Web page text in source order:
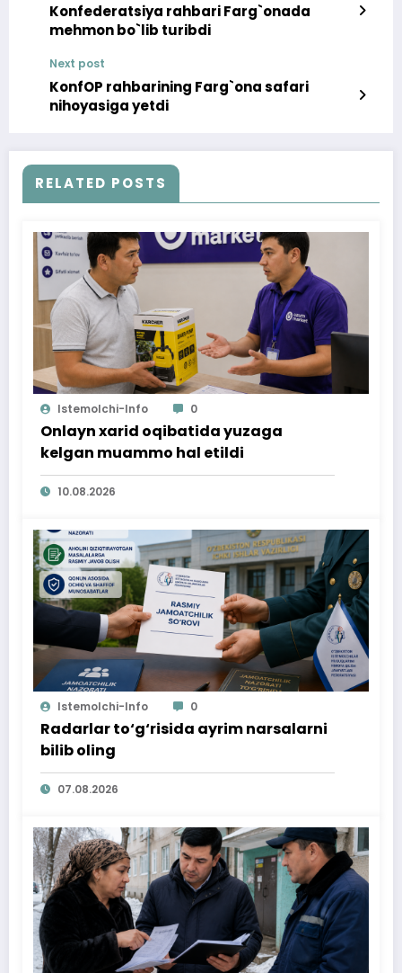
Konfederatsiya rahbari Farg`onada
mehmon bo`lib turibdi
Next post
KonfOP rahbarining Farg`ona safari
nihoyasiga yetdi
RELATED POSTS
Istemolchi-Info 0
Onlayn xarid oqibatida yuzaga
kelgan muammo hal etildi
10.08.2026
Istemolchi-Info 0
Radarlar to‘g‘risida ayrim narsalarni
bilib oling
07.08.2026